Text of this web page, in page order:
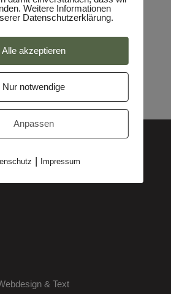
& Text
Weitere Informationen
Datenschutzerklärung.
Alle akzeptieren
Nur notwendige
Anpassen
| Impressum